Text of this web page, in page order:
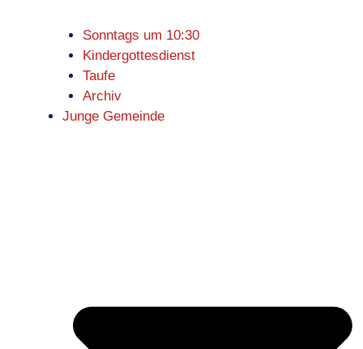
Sonntags um 10:30
Kindergottesdienst
Taufe
Archiv
Junge Gemeinde